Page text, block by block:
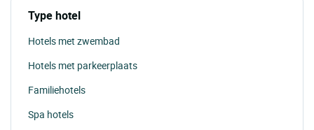
Type hotel
Hotels met zwembad
Hotels met parkeerplaats
Familiehotels
Spa hotels